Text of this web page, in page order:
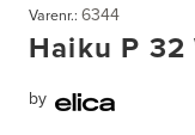
Varenr.: 6344
Haiku P 32
by